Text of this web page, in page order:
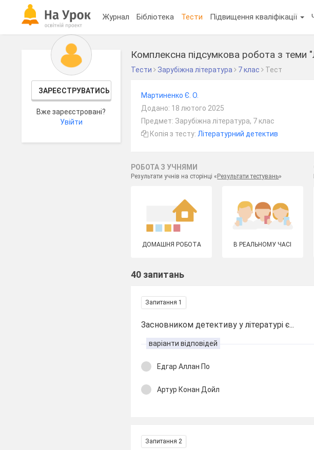
Журнал Бібліотека Тести Підвищення кваліфікації
ЗАРЕЄСТРУВАТИСЬ
Вже зареєстровані?
Увійти
Комплексна підсумкова робота з теми
Тести Зарубіжна література 7 клас Тест
Мартиненко Є. О.
Додано: 18 лютого 2025
Предмет: Зарубіжна література, 7 клас
Копія з тесту: Літературний детектив
РОБОТА З УЧНЯМИ
Результати учнів на сторінці « Результати тестувань»
ДОМАШНЯ РОБОТА В РЕАЛЬНОМУ ЧАСІ
40 запитань
Запитання 1
Засновником детективу у літературі є...
варіанти відповідей
Едгар Аллан По
Артур Конан Дойл
Запитання 2